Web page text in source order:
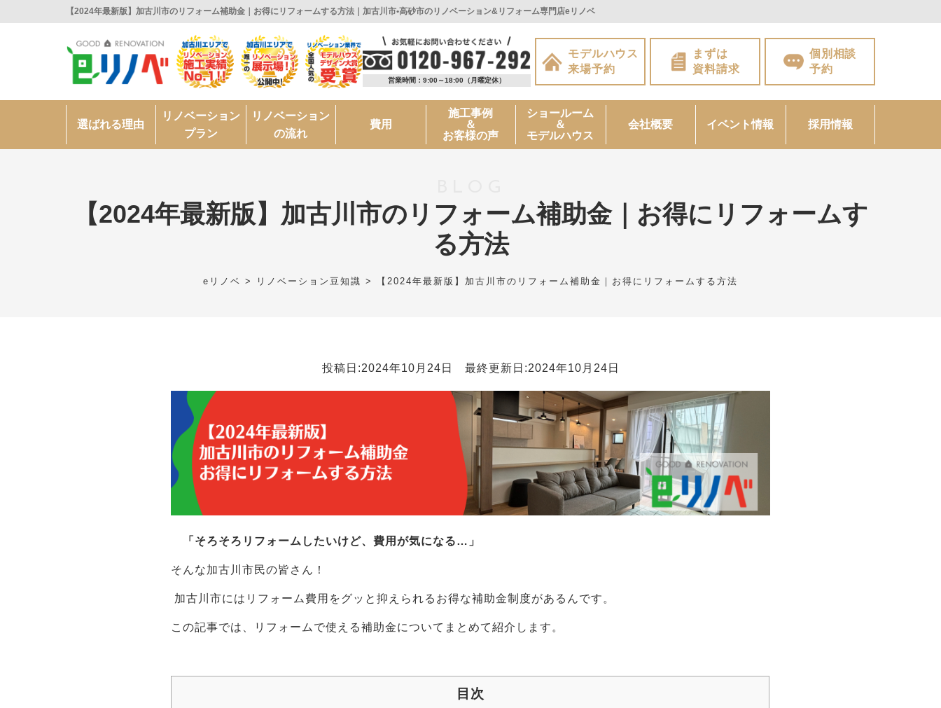
【2024年最新版】加古川市のリフォーム補助金｜お得にリフォームする方法｜加古川市•高砂市のリノベーション&リフォーム専門店eリノベ
営業時間：9:00～18:00 （月曜定休）
モデルハウス
来場予約
まずは
資料請求
個別相談
予約
選ばれる理由
リノベーション
プラン
リノベーション
の流れ
費用
施工事例
＆
お客様の声
ショールーム
＆
モデルハウス
会社概要 イベント情報 採用情報
【2024年最新版】加古川市のリフォーム補助金｜お得にリフォームす
る方法
eリノベ > リノベーション豆知識 > 【2024年最新版】加古川市のリフォーム補助金｜お得にリフォームする方法
投稿日:2024年10月24日 最終更新日:2024年10月24日
「そろそろリフォームしたいけど、費用が気になる…」
そんな加古川市民の皆さん！
加古川市にはリフォーム費用をグッと抑えられるお得な補助金制度があるんです。
この記事では、リフォームで使える補助金についてまとめて紹介します。
目次